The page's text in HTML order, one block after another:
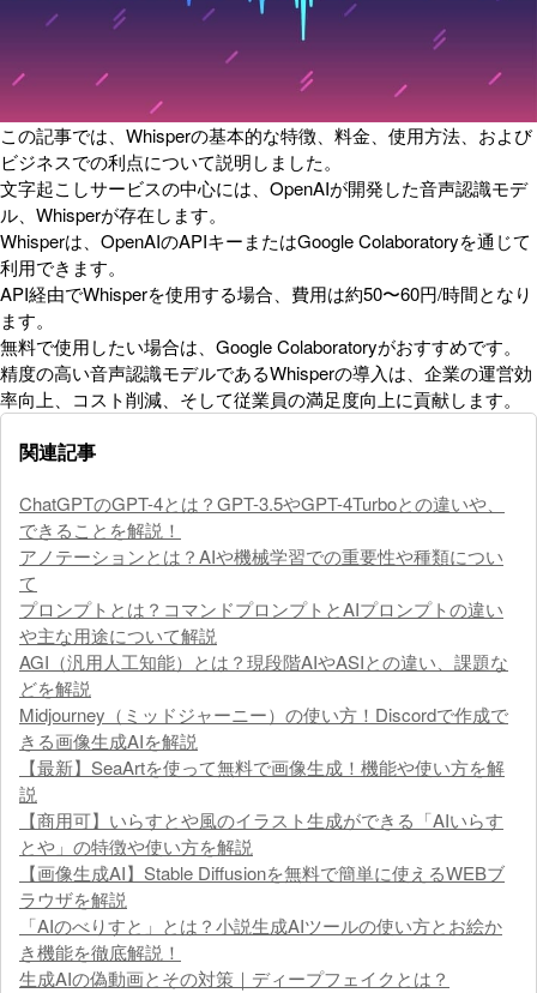
この記事では、Whisperの基本的な特徴、料金、使用方法、および
ビジネスでの利点について説明しました。
文字起こしサービスの中心には、OpenAIが開発した音声認識モデ
ル、Whisperが存在します。
Whisperは、OpenAIのAPIキーまたはGoogle Colaboratoryを通じて
利用できます。
API経由でWhisperを使用する場合、費用は約50〜60円/時間となり
ます。
無料で使用したい場合は、Google Colaboratoryがおすすめです。
精度の高い音声認識モデルであるWhisperの導入は、企業の運営効
率向上、コスト削減、そして従業員の満足度向上に貢献します。
関連記事
ChatGPTのGPT-4とは？GPT-3.5やGPT-4Turboとの違いや、
できることを解説！
アノテーションとは？AIや機械学習での重要性や種類につい
て
プロンプトとは？コマンドプロンプトとAIプロンプトの違い
や主な用途について解説
AGI（汎用人工知能）とは？現段階AIやASIとの違い、課題な
どを解説
Midjourney（ミッドジャーニー）の使い方！Discordで作成で
きる画像生成AIを解説
【最新】SeaArtを使って無料で画像生成！機能や使い方を解
説
【商用可】いらすとや風のイラスト生成ができる「AIいらす
とや」の特徴や使い方を解説
【画像生成AI】Stable Diffusionを無料で簡単に使えるWEBブ
ラウザを解説
「AIのべりすと」とは？小説生成AIツールの使い方とお絵か
き機能を徹底解説！
生成AIの偽動画とその対策｜ディープフェイクとは？